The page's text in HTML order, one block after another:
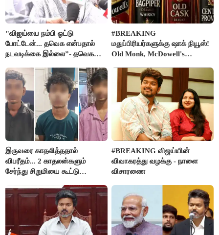
"விஜய்யை நம்பி ஓட்டு
போட்டேன்... தவெக என்பதால்
நடவடிக்கை இல்லை”- தவெக
கதறல்
#BREAKING
மதுப்பிரியர்களுக்கு ஷாக் நியூஸ்!
Old Monk, McDowell's
FSSAI தடை
இருவரை காதலித்ததால்
விபரீதம்... 2 காதலன்களும்
சேர்ந்து சிறுமியை கூட்டு
செய்த கொடூரம்
#BREAKING விஜய்யின்
விவாகரத்து வழக்கு - நாளை
விசாரணை